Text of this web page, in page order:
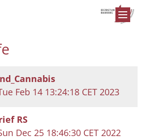
Feb 14 13:24:18 CET 2023
RS
Dec 25 18:46:30 CET 2022